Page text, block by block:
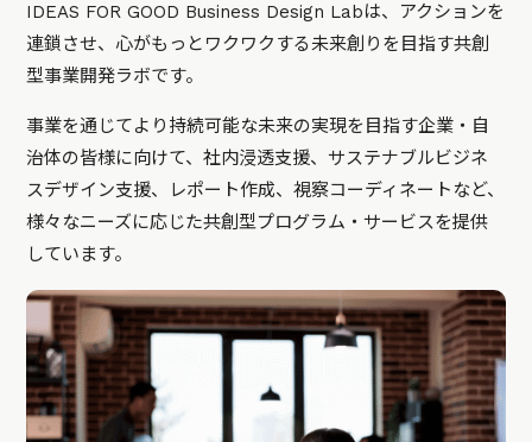
IDEAS FOR GOOD Business Design Labは、アクションを
連鎖させ、心がもっとワクワクする未来創りを目指す共創
型事業開発ラボです。
事業を通じてより持続可能な未来の実現を目指す企業・自
治体の皆様に向けて、社内浸透支援、サステナブルビジネ
スデザイン支援、レポート作成、視察コーディネートなど、
様々なニーズに応じた共創型プログラム・サービスを提供
しています。